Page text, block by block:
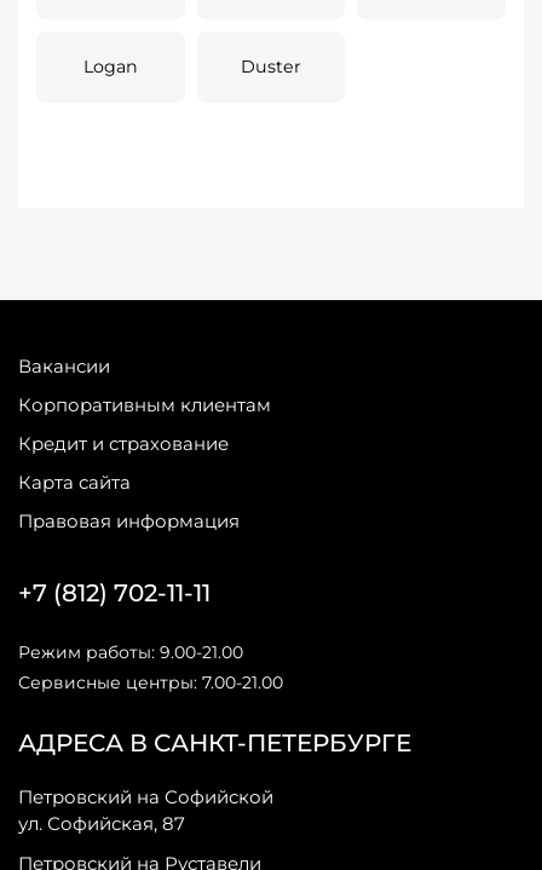
Logan Duster
Вакансии
Корпоративным клиентам
Кредит и страхование
Карта сайта
Правовая информация
АДРЕСА В САНКТ-ПЕТЕРБУРГЕ
Петровский на Софийской
ул. Софийская, 87
Петровский на Руставели
+7 (812) 702-11-11
Режим работы: 9.00-21.00
Сервисные центры: 7.00-21.00